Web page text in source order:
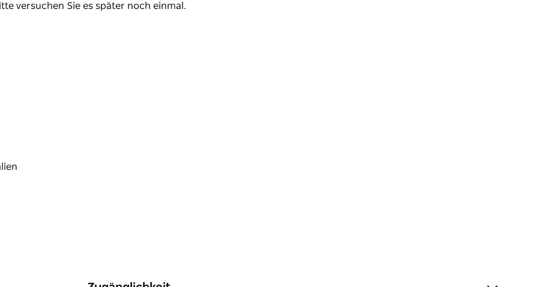
versuchen Sie es später noch einmal.